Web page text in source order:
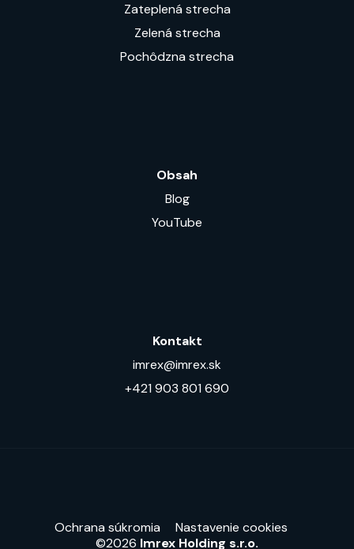
Zateplená strecha
Zelená strecha
Pochôdzna strecha
Obsah
Blog
YouTube
Kontakt
imrex@imrex.sk
+421 903 801 690
Ochrana súkromia
Nastavenie cookies
©2026 Imrex Holding s.r.o.